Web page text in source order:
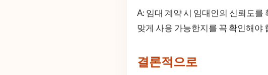
A: 임대 계약 시 임대인의 신뢰도
맞게 사용 가능한지를 꼭 확인해야
결론적으로